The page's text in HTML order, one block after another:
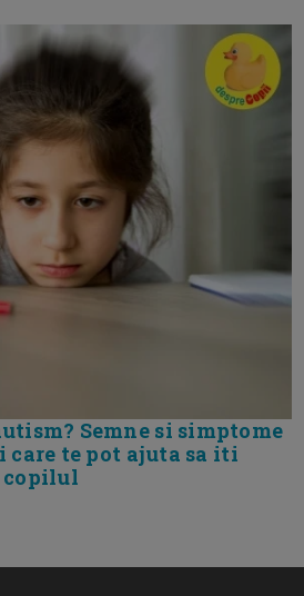
Semne si simptome
care te pot ajuta sa iti
copilul